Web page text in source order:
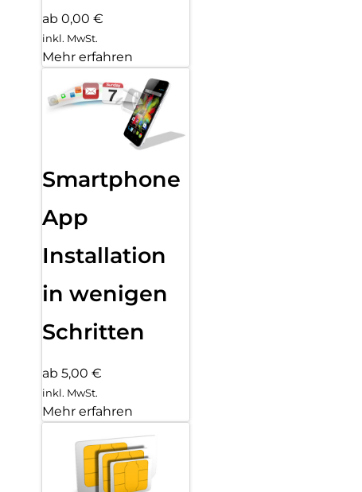
ab 0,00 €
inkl. MwSt.
Mehr erfahren
Smartphone
App
Installation
in wenigen
Schritten
ab 5,00 €
inkl. MwSt.
Mehr erfahren